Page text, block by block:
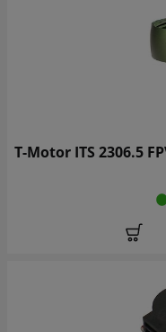
T-Motor ITS 2306.5